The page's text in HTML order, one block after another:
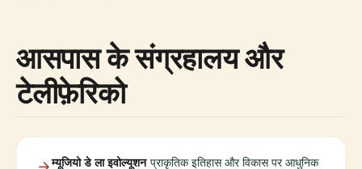
आसपास के संग्रहालय और
टेलीफ़ेरिको
म्यूजियो डे ला इवोल्यूशन प्राकृतिक इतिहास और विकास पर आधुनिक